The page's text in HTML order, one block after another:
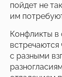
пойдет не
им
Конфликты в
с разными